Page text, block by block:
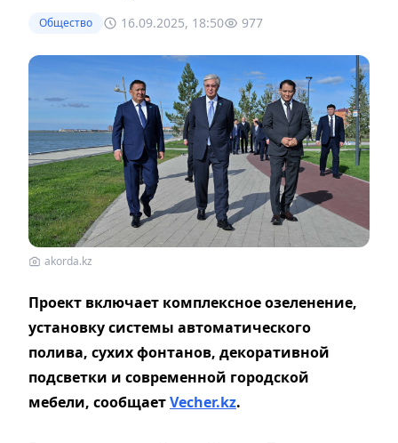
Общество 16.09.2025, 18:50 977
akorda.kz
Проект включает комплексное озеленение,
установку системы автоматического
полива, сухих фонтанов, декоративной
подсветки и современной городской
мебели, сообщаетVecher.kz.